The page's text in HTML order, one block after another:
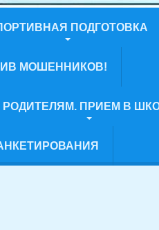
ПОДГОТОВКА
МОШЕННИКОВ!
РОДИТЕЛЯМ. ПРИЕМ В